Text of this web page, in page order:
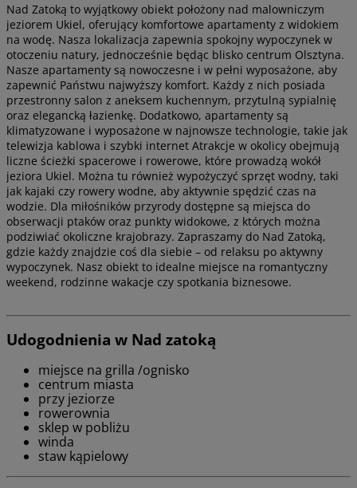
Nad Zatoką to wyjątkowy obiekt położony nad malowniczym
jeziorem Ukiel, oferujący komfortowe apartamenty z widokiem
na wodę. Nasza lokalizacja zapewnia spokojny wypoczynek w
otoczeniu natury, jednocześnie będąc blisko centrum Olsztyna.
Nasze apartamenty są nowoczesne i w pełni wyposażone, aby
zapewnić Państwu najwyższy komfort. Każdy z nich posiada
przestronny salon z aneksem kuchennym, przytulną sypialnię
oraz elegancką łazienkę. Dodatkowo, apartamenty są
klimatyzowane i wyposażone w najnowsze technologie, takie jak
telewizja kablowa i szybki internet Atrakcje w okolicy obejmują
liczne ścieżki spacerowe i rowerowe, które prowadzą wokół
jeziora Ukiel. Można tu również wypożyczyć sprzęt wodny, taki
jak kajaki czy rowery wodne, aby aktywnie spędzić czas na
wodzie. Dla miłośników przyrody dostępne są miejsca do
obserwacji ptaków oraz punkty widokowe, z których można
podziwiać okoliczne krajobrazy. Zapraszamy do Nad Zatoką,
gdzie każdy znajdzie coś dla siebie – od relaksu po aktywny
wypoczynek. Nasz obiekt to idealne miejsce na romantyczny
weekend, rodzinne wakacje czy spotkania biznesowe.
Udogodnienia w Nad zatoką
miejsce na grilla /ognisko
centrum miasta
przy jeziorze
rowerownia
sklep w pobliżu
winda
staw kąpielowy